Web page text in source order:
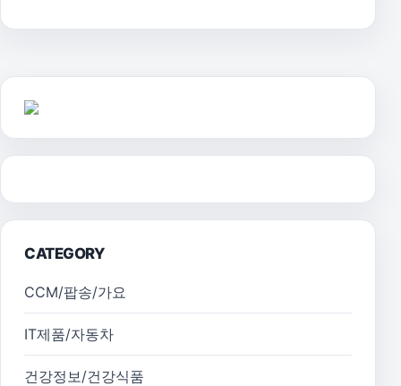
CATEGORY
CCM/팝송/가요
IT제품/자동차
건강정보/건강식품